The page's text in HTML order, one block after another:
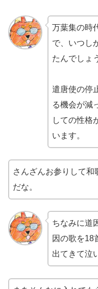
万葉集の時
で、いつし
たんでしょ
遣唐使の停
る機会が減
しての性格
います。
さんざんお参りして和
だな。
ちなみに道
因の歌を18
出てきて泣